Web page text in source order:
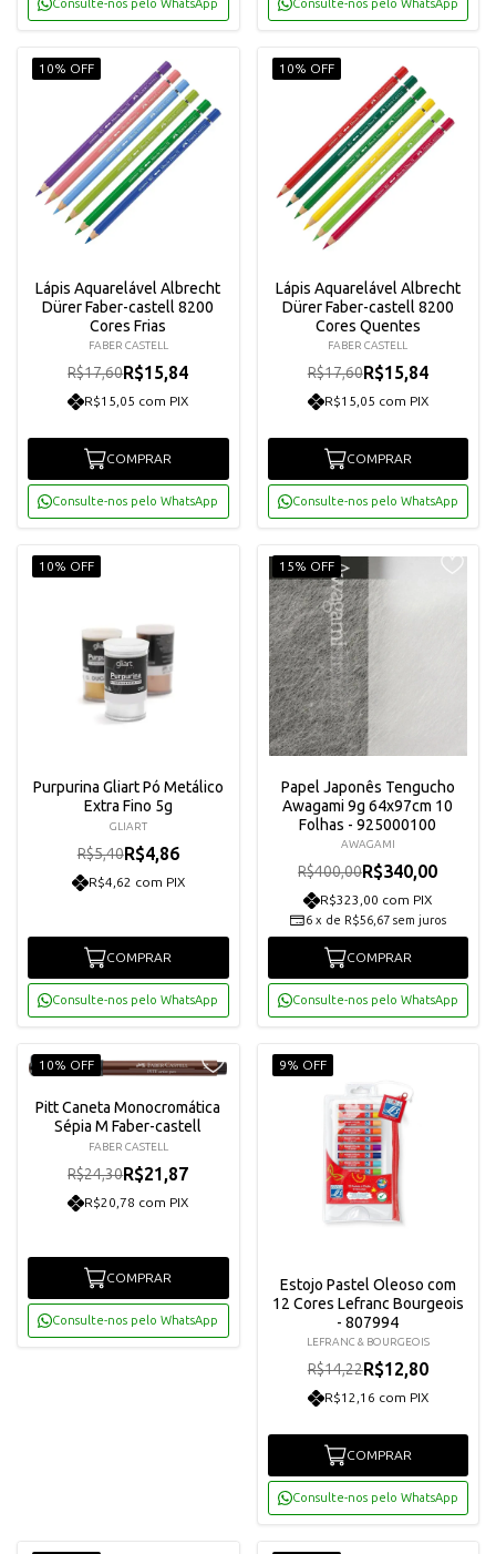
Consulte-nos pelo WhatsApp Consulte-nos pelo WhatsApp
10% OFF
Lápis Aquarelável Albrecht
Dürer Faber-castell 8200
Cores Frias
FABER CASTELL
R$17,60R$15,84
R$15,05 com PIX
COMPRAR
Consulte-nos pelo WhatsApp
10% OFF
Lápis Aquarelável Albrecht
Dürer Faber-castell 8200
Cores Quentes
FABER CASTELL
R$17,60R$15,84
R$15,05 com PIX
COMPRAR
Consulte-nos pelo WhatsApp
10% OFF
Purpurina Gliart Pó Metálico
Extra Fino 5g
GLIART
R$5,40R$4,86
R$4,62 com PIX
COMPRAR
Consulte-nos pelo WhatsApp
15% OFF
Papel Japonês Tengucho
Awagami 9g 64x97cm 10
Folhas - 925000100
AWAGAMI
R$400,00R$340,00
R$323,00 com PIX
6 x de R$56,67 sem juros
COMPRAR
Consulte-nos pelo WhatsApp
10% OFF
Pitt Caneta Monocromática
Sépia M Faber-castell
FABER CASTELL
R$24,30R$21,87
R$20,78 com PIX
COMPRAR
Consulte-nos pelo WhatsApp
9% OFF
Estojo Pastel Oleoso com
12 Cores Lefranc Bourgeois
- 807994
LEFRANC & BOURGEOIS
R$14,22R$12,80
R$12,16 com PIX
COMPRAR
Consulte-nos pelo WhatsApp